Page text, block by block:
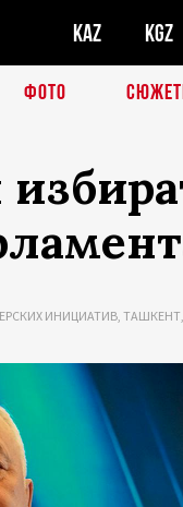
KAZ KGZ
ФОТО
ИНИЦИАТИВ, ТАШКЕНТ,